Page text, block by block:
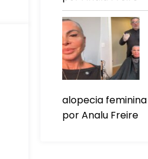
alopecia feminina
por Analu Freire